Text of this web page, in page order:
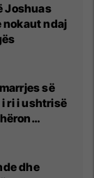
Joshuas
nokaut ndaj
së
ri i ushtrisë
dhe